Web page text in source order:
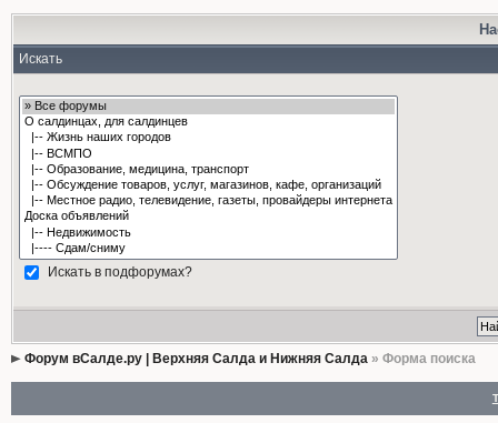
Искать
Искать в подфорумах?
Форум вСалде.ру | Верхняя Салда и Нижняя Салда» Форма поиска